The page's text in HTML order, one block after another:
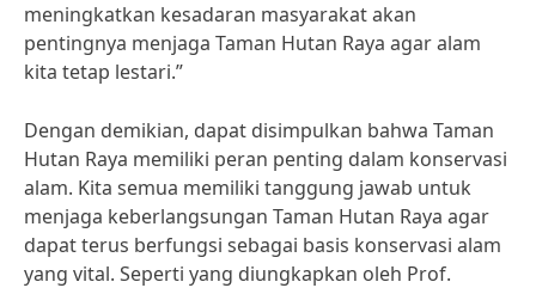
meningkatkan kesadaran masyarakat akan
pentingnya menjaga Taman Hutan Raya agar alam
kita tetap lestari.”
Dengan demikian, dapat disimpulkan bahwa Taman
Hutan Raya memiliki peran penting dalam konservasi
alam. Kita semua memiliki tanggung jawab untuk
menjaga keberlangsungan Taman Hutan Raya agar
dapat terus berfungsi sebagai basis konservasi alam
yang vital. Seperti yang diungkapkan oleh Prof.